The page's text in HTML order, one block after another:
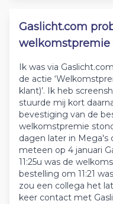
Gaslicht.com
Ik was via
de actie
klant)’. Ik heb
stuurde mij kort
bevestiging van de
welkomstpremie
dagen later in Mega's
meteen op 4 januari
11:25u was de
bestelling om 11:21
zou een collega het
keer contact met